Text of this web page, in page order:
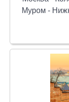
Муром -